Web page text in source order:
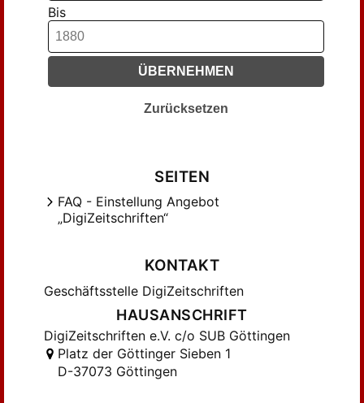
Bis
ÜBERNEHMEN
Zurücksetzen
SEITEN
FAQ - Einstellung Angebot
„DigiZeitschriften“
KONTAKT
Geschäftsstelle DigiZeitschriften
HAUSANSCHRIFT
DigiZeitschriften e.V. c/o SUB Göttingen
Platz der Göttinger Sieben 1
D-37073 Göttingen